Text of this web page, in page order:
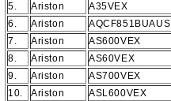
5.
Ariston
A35VEX
6.
Ariston
AQCF851BUAUS
7.
Ariston
AS600VEX
8.
Ariston
AS60VEX
9.
Ariston
AS700VEX
10.
Ariston
ASL600VEX